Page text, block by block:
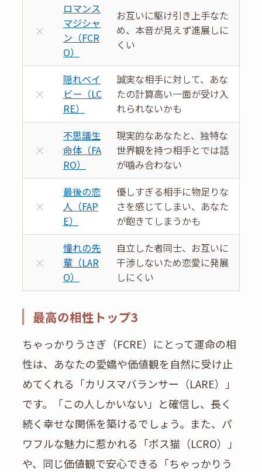
×
ロマンス
マジシャ
ン（FCR
O）
お互いに駆け引き上手なた
め、本音が見えず進展しに
くい
×
隠れベイ
ビー（LC
RE）
誠実な相手に対して、あな
たの計算高い一面が受け入
れられないかも
×
不思議生
命体（FA
RO）
現実的なあなたと、独特な
世界観を持つ相手とでは話
が噛み合わない
×
最後の恋
人（FAP
E）
優しすぎる相手に物足りな
さを感じてしまい、あなた
が飽きてしまうかも
×
憧れの先
輩（LAR
O）
自立した者同士、お互いに
干渉しないため恋愛に発展
しにくい
最高の相性トップ3
ちゃっかりうさぎ（FCRE）にとって運命の相
性は、あなたの愛嬌や価値観を自然に受け止
めてくれる「カリスマバランサー（LARE）」
です。「この人しかいない」と確信し、長く
続く幸せな関係を築けるでしょう。また、パ
ワフルな魅力に惹かれる「ボス猫（LCRO）」
や、同じ価値観で安心できる「ちゃっかりう